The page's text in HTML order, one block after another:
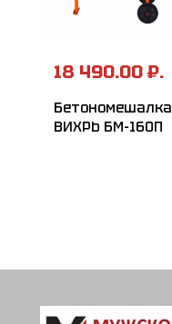
18 490.00 ₽.
Бетономешалка
ВИХРЬ БМ-160П